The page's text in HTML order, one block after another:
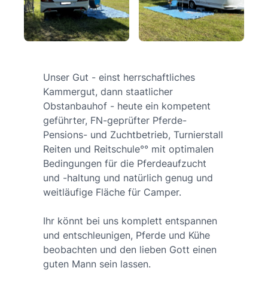
Unser Gut - einst herrschaftliches
Kammergut, dann staatlicher
Obstanbauhof - heute ein kompetent
geführter, FN-geprüfter Pferde-
Pensions- und Zuchtbetrieb, Turnierstall
Reiten und Reitschule°° mit optimalen
Bedingungen für die Pferdeaufzucht
und -haltung und natürlich genug und
weitläufige Fläche für Camper.
Ihr könnt bei uns komplett entspannen
und entschleunigen, Pferde und Kühe
beobachten und den lieben Gott einen
guten Mann sein lassen.